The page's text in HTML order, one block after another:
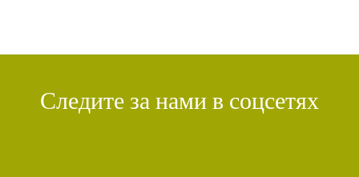
Следите за нами в соцсетях